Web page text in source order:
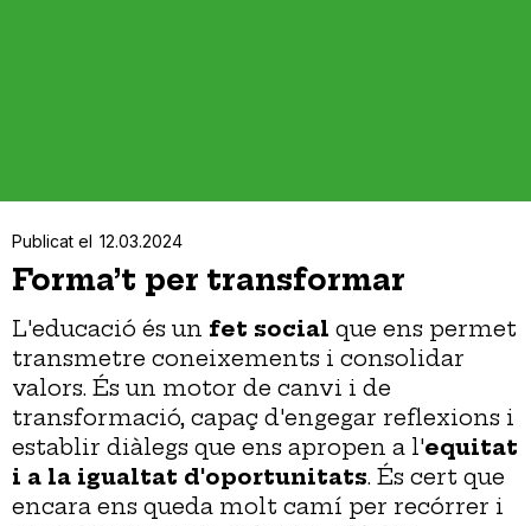
Publicat el 12.03.2024
Forma’t per transformar
L'educació és un fet social que ens permet
transmetre coneixements i consolidar
valors. És un motor de canvi i de
transformació, capaç d'engegar reflexions i
establir diàlegs que ens apropen a l'equitat
i a la igualtat d'oportunitats. És cert que
encara ens queda molt camí per recórrer i